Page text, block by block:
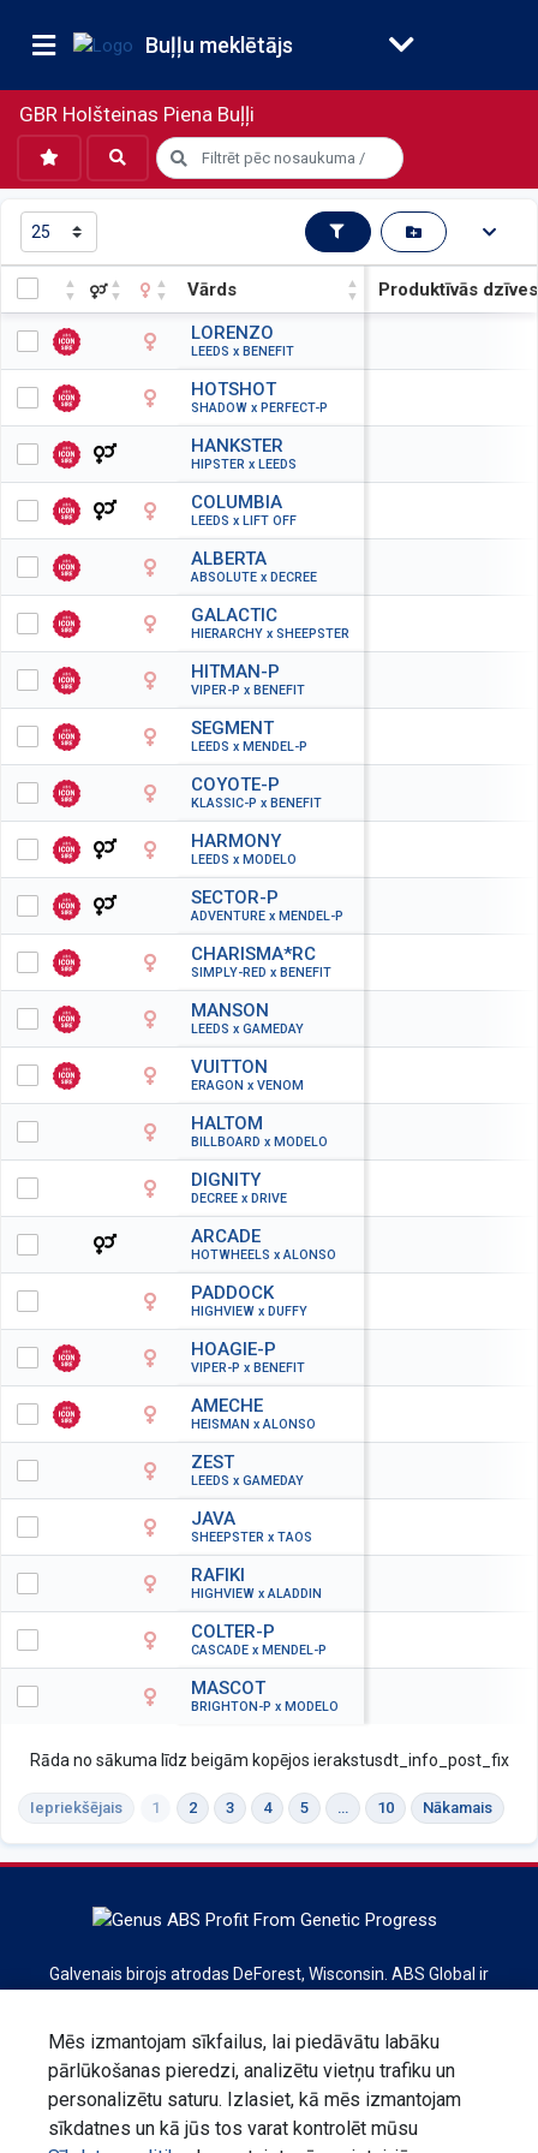
Buļļu meklētājs
GBR Holšteinas Piena Buļļi
Vārds
Produktīvās
Vārds
LORENZO
LEEDS x BENEFIT
HOTSHOT
SHADOW x PERFECT-P
HANKSTER
HIPSTER x LEEDS
COLUMBIA
LEEDS x LIFT OFF
ALBERTA
ABSOLUTE x DECREE
GALACTIC
HIERARCHY x SHEEPSTER
HITMAN-P
VIPER-P x BENEFIT
SEGMENT
LEEDS x MENDEL-P
COYOTE-P
KLASSIC-P x BENEFIT
HARMONY
LEEDS x MODELO
SECTOR-P
ADVENTURE x MENDEL-P
CHARISMA*RC
SIMPLY-RED x BENEFIT
MANSON
LEEDS x GAMEDAY
VUITTON
ERAGON x VENOM
HALTOM
BILLBOARD x MODELO
DIGNITY
DECREE x DRIVE
ARCADE
HOTWHEELS x ALONSO
PADDOCK
HIGHVIEW x DUFFY
HOAGIE-P
VIPER-P x BENEFIT
AMECHE
HEISMAN x ALONSO
ZEST
LEEDS x GAMEDAY
JAVA
SHEEPSTER x TAOS
RAFIKI
HIGHVIEW x ALADDIN
COLTER-P
CASCADE x MENDEL-P
MASCOT
BRIGHTON-P x MODELO
Rāda no sākuma līdz beigām kopējos ierakstusdt_info_post_fix
Iepriekšējais 1 2 3 4 5 … 10 Nākamais
Mēs izmantojam sīkfailus, lai piedāvātu labāku
pārlūkošanas pieredzi, analizētu vietņu trafiku un
personalizētu saturu. Izlasiet, kā mēs izmantojam
sīkdatnes un kā jūs tos varat kontrolēt mūsu
Galvenais birojs atrodas DeForest, Wisconsin. ABS Global ir
Genus plc koncerna.
Reģistrējieties biļetenam